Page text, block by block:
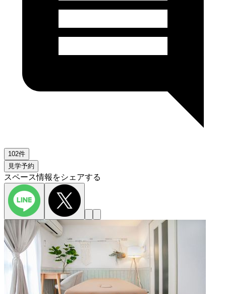
102件
見学予約
スペース情報をシェアする